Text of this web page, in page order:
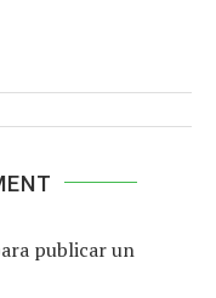
publicar un